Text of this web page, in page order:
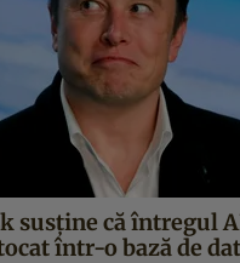
susține că întregul
într-o bază de